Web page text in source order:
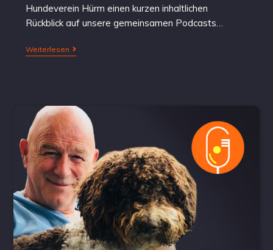
Hundeverein Hürm einen kurzen inhaltlichen
Rückblick auf unsere gemeinsamen Podcasts…
Weiterlesen